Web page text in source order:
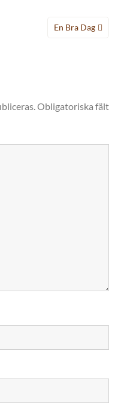
En Bra Dag
Obligatoriska fält